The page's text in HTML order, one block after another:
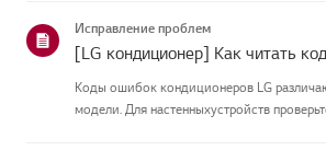
Исправление проблем
[LG кондиционер] Как читать
Коды ошибок кондиционеров LG
модели. Для настенныхустройств